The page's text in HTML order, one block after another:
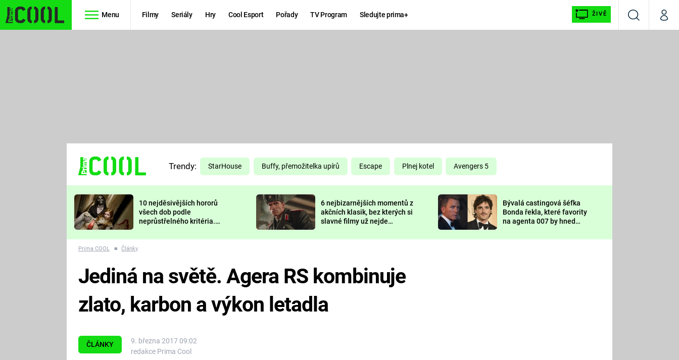
Menu Filmy Seriály Hry Cool Esport Pořady TV Program Sledujte prima+ ŽIVĚ
VyhledáváníMůj
TŘESKU
FUTURAMA
PREDÁTOR
DELIVERANCE
KOMEDIE
CHUCK
NORRIS
DEADPOOL
Prima LAJK
Sledujte nás
Trendy: StarHouse Buffy, přemožitelka upírů Escape Plnej kotel Avengers 5
10 nejděsivějších hororů
všech dob podle
neprůstřelného kritéria.
nejvíc zvednou tep?
6 nejbizarnějších momentů z
akčních klasik, bez kterých si
slavné filmy už nejde
Bývalá castingová šéfka
Bonda řekla, které favority
na agenta 007 by hned
Prima COOL ■ Články
ČLÁNKY
9. března 2017 09:02
redakce Prima Cool
Jediná na světě. Agera RS kombinuje
zlato, karbon a výkon letadla